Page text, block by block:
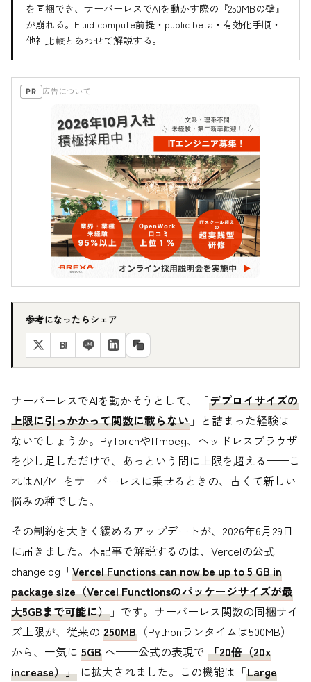
を同梱でき、サーバーレスでAIを動かす際の『250MBの壁』
が崩れる。Fluid compute前提・public beta・有効化手順・
他社比較とあわせて解説する。
PR 広告について
参考になったらシェア
B!
サーバーレスでAIを動かそうとして、「デプロイサイズの
上限に引っかかって関数に載らない 」と詰まった経験は
ないでしょうか。PyTorchやffmpeg、ヘッドレスブラウザ
を少し足しただけで、あっという間に上限を超える——こ
れはAI/MLをサーバーレスに乗せるときの、古くて新しい
悩みの種でした。
その制約を大きく緩めるアップデートが、2026年6月29日
に届きました。本記事で解説するのは、Vercelの公式
changelog「Vercel Functions can now be up to 5 GB in
package size（Vercel Functionsのパッケージサイズが最
大5GBまで可能に） 」です。サーバーレス関数の同梱サイ
ズ上限が、従来の 250MB （Pythonランタイムは500MB）
から、一気に 5GB へ——公式の表現で 「20倍（20x
increase）」 に拡大されました。この機能は「Large